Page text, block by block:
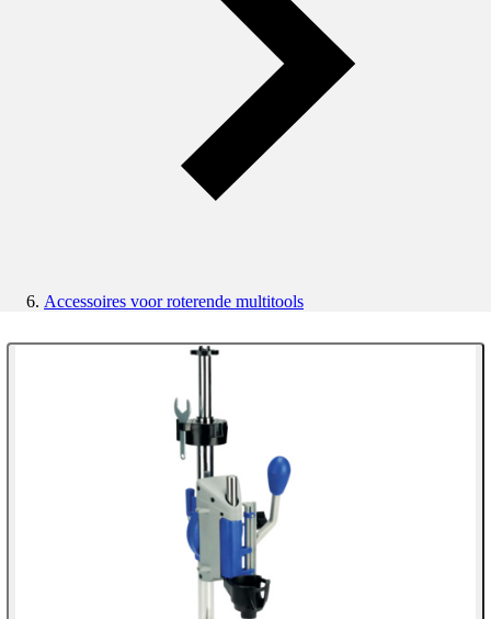
Accessoires voor roterende multitools